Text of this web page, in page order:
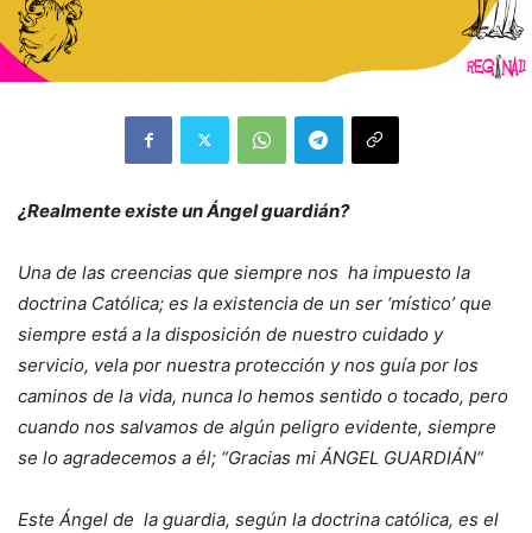
¿Realmente existe un Ángel guardián?
Una de las creencias que siempre nos ha impuesto la
doctrina Católica; es la existencia de un ser ‘místico’ que
siempre está a la disposición de nuestro cuidado y
servicio, vela por nuestra protección y nos guía por los
caminos de la vida, nunca lo hemos sentido o tocado, pero
cuando nos salvamos de algún peligro evidente, siempre
se lo agradecemos a él; “Gracias mi ÁNGEL GUARDIÁN“
Este Ángel de la guardia, según la doctrina católica, es el